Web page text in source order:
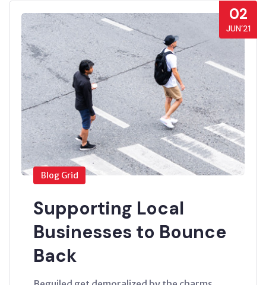
02
JUN’21
Blog Grid
Supporting Local
Businesses to Bounce
Back